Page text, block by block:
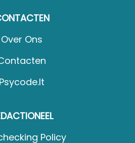
Over Ons
Psycode.it
Policy